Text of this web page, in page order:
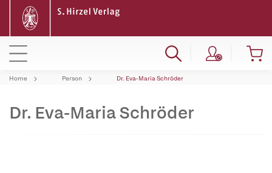
Home Person Dr. Eva-Maria Schröder
Dr. Eva-Maria Schröder